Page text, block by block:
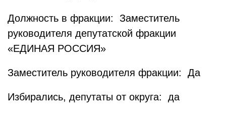
Должность в фракции: Заместитель
руководителя депутатской фракции
«ЕДИНАЯ РОССИЯ»
Заместитель руководителя фракции: Да
Избирались, депутаты от округа: да